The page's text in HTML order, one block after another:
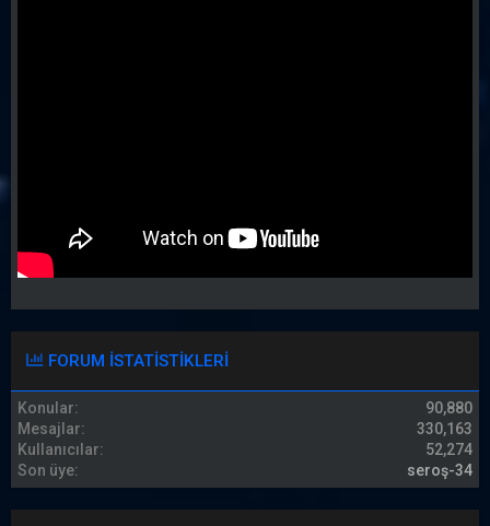
FORUM ISTATISTIKLERI
Konular
90,880
Mesajlar
330,163
Kullanıcılar
52,274
Son üye
seroş-34